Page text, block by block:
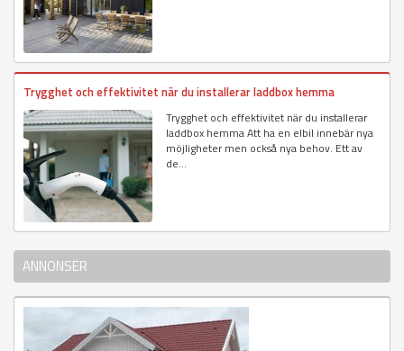
Trygghet och effektivitet när du installerar laddbox hemma
Trygghet och effektivitet när du installerar
laddbox hemma Att ha en elbil innebär nya
möjligheter men också nya behov. Ett av
de...
ANNONSER